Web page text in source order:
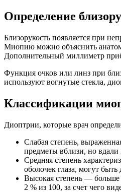
Определение
Близорукость появляется при
Миопию можно объяснить
Дополнительный миллиметр
Функция очков или линз при
используют вогнутые стекла,
Классификации
Диоптрии, которые врач
Слабая степень,
предметы вблизи, но вдали
Средняя степень
оболочек глаза, могут
Высокая степень — больше
2 % из 100, за счет чего